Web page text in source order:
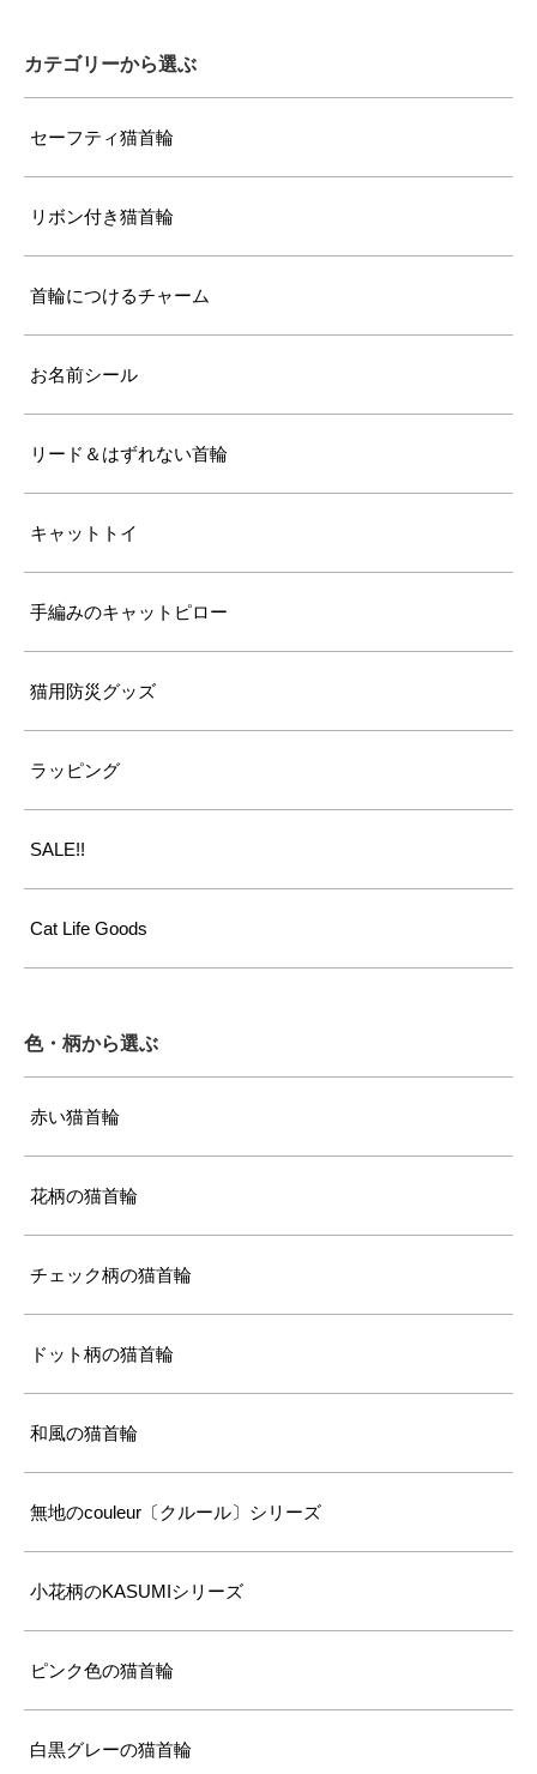
カテゴリーから選ぶ
セーフティ猫首輪
リボン付き猫首輪
首輪につけるチャーム
お名前シール
リード＆はずれない首輪
キャットトイ
手編みのキャットピロー
猫用防災グッズ
ラッピング
SALE!!
Cat Life Goods
色・柄から選ぶ
赤い猫首輪
花柄の猫首輪
チェック柄の猫首輪
ドット柄の猫首輪
和風の猫首輪
無地のcouleur〔クルール〕シリーズ
小花柄のKASUMIシリーズ
ピンク色の猫首輪
白黒グレーの猫首輪